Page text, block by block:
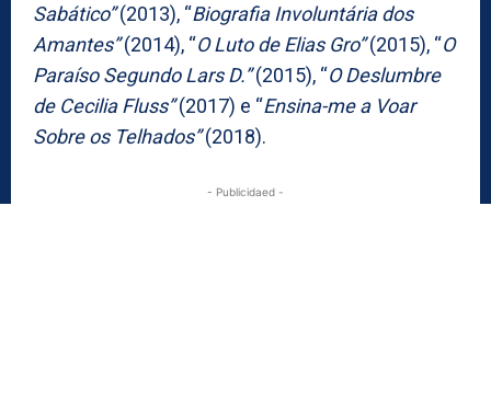
Sabático”(2013), “Biografia Involuntária dos
Amantes”(2014), “O Luto de Elias Gro”(2015), “O
Paraíso Segundo Lars D.”(2015), “O Deslumbre
de Cecilia Fluss”(2017) e “Ensina-me a Voar
Sobre os Telhados”(2018).
- Publicidaed -